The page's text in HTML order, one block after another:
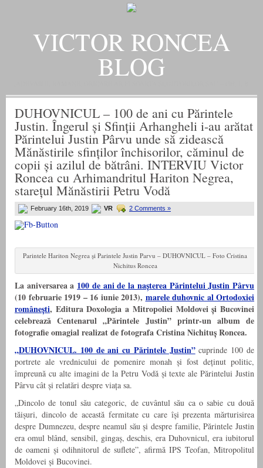
VICTOR RONCEA
BLOG
DUHOVNICUL – 100 de ani cu Părintele
Justin. Îngerul și Sfinții Arhangheli i-au arătat
Părintelui Justin Pârvu unde să zidească
Mănăstirile sfinților închisorilor, căminul de
copii și azilul de bătrâni. INTERVIU Victor
Roncea cu Arhimandritul Hariton Negrea,
starețul Mănăstirii Petru Vodă
February 16th, 2019 VR 2 Comments »
Parintele Hariton Negrea și Parintele Justin Parvu – DUHOVNICUL – Foto Cristina
Nichitus Roncea
La aniversarea a 100 de ani de la nașterea Părintelui Justin Pârvu
(10 februarie 1919 – 16 iunie 2013), marele duhovnic al Ortodoxiei
românești, Editura Doxologia a Mitropoliei Moldovei și Bucovinei
celebrează Centenarul „Părintele Justin” printr-un album de
fotografie omagial realizat de fotografa Cristina Nichituș Roncea.
„DUHOVNICUL. 100 de ani cu Părintele Justin”cuprinde 100 de
portrete ale vrednicului de pomenire monah și fost deținut politic,
împreună cu alte imagini de la Petru Vodă și texte ale Părintelui Justin
Pârvu cât și relatări despre viața sa.
„Dincolo de tonul său categoric, de cuvântul său ca o sabie cu două
tăișuri, dincolo de această fermitate cu care își prezenta mărturisirea
despre Dumnezeu, despre neamul său și despre familie, Părintele Justin
era omul blând, sensibil, gingaș, deschis, era Duhovnicul, era iubitorul
de oameni și odihnitorul de suflete”, afirmă IPS Teofan, Mitropolitul
Moldovei și Bucovinei.